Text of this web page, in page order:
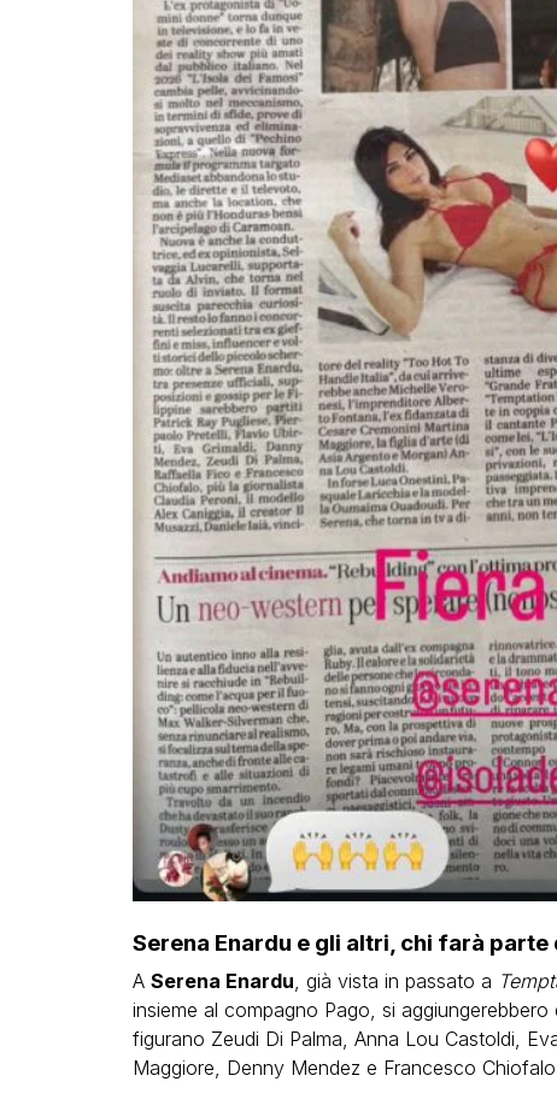
Serena Enardu e gli altri, chi farà parte
A Serena Enardu, già vista in passato a
insieme al compagno Pago, si
figurano Zeudi Di Palma, Anna Lou Castoldi,
Maggiore, Denny Mendez e Francesco